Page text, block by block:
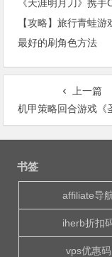
【攻略】旅行青蛙游
最好的刷角色方法
上一篇
机甲策略回合游戏《圣殿骑士战争
文
书签
affiliate导
iherb折扣
vps优惠码